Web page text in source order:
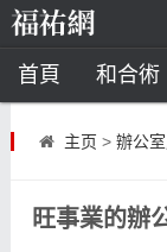
首頁 和合術
道教法事
主页 > 辦公
旺事業的辦